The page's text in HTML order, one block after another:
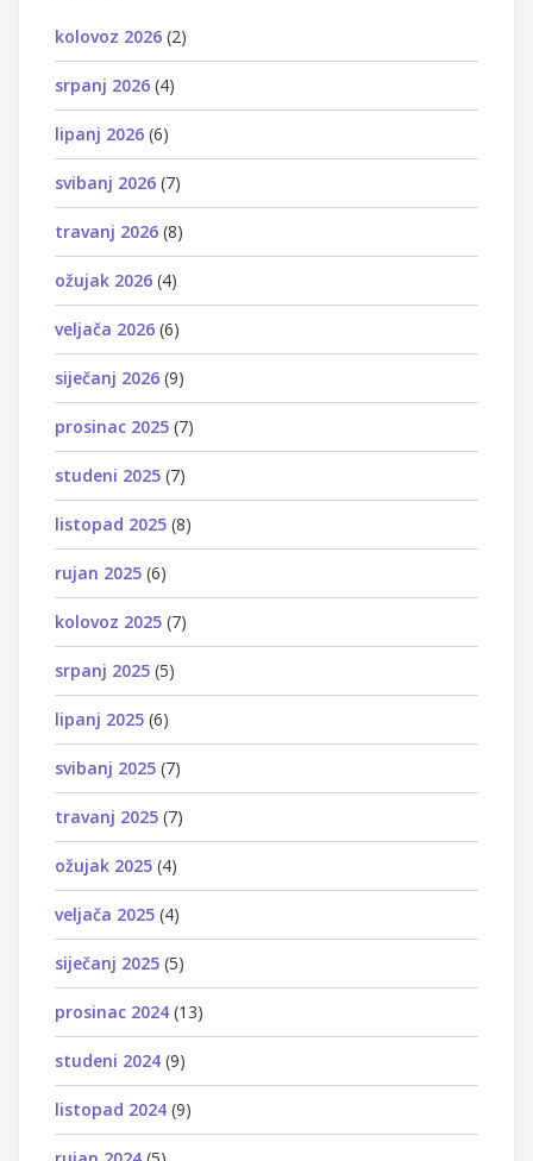
kolovoz 2026 (2)
srpanj 2026 (4)
lipanj 2026 (6)
svibanj 2026 (7)
travanj 2026 (8)
ožujak 2026 (4)
veljača 2026 (6)
siječanj 2026 (9)
prosinac 2025 (7)
studeni 2025 (7)
listopad 2025 (8)
rujan 2025 (6)
kolovoz 2025 (7)
srpanj 2025 (5)
lipanj 2025 (6)
svibanj 2025 (7)
travanj 2025 (7)
ožujak 2025 (4)
veljača 2025 (4)
siječanj 2025 (5)
prosinac 2024 (13)
studeni 2024 (9)
listopad 2024 (9)